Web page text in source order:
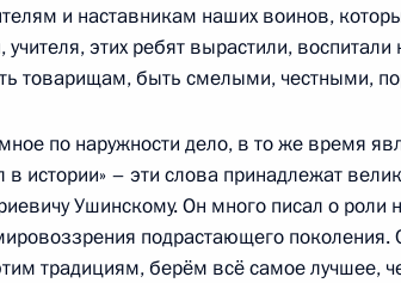
понедельник
Госсовета по направлению
пятница
и наставникам наших воинов,
этих ребят вырастили,
товарищам, быть смелыми, честными,
по наружности дело, в то же время
истории» – эти слова принадлежат
Ушинскому. Он много писал о роли
подрастающего поколения.
традициям, берём всё самое лучшее,